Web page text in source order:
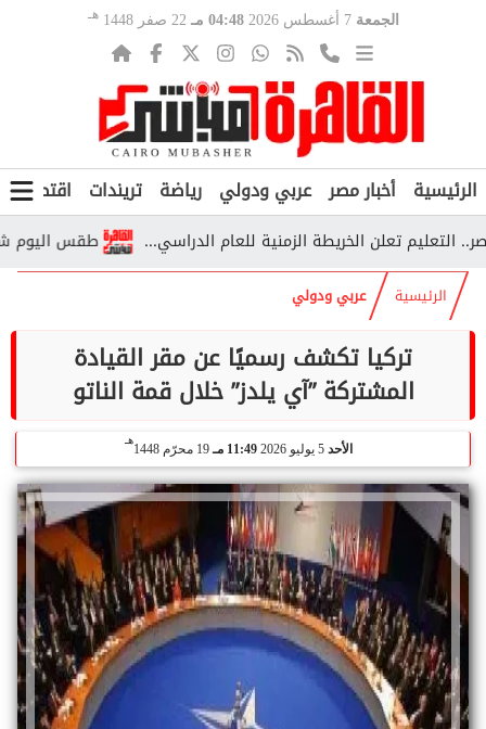
الجمعة 7 أغسطس 2026 04:48 مـ 22 صفر 1448 هـ
الرئيسية أخبار مصر عربي ودولي رياضة تريندات اقتصاد
طقس اليوم شديد
الرئيسية عربي ودولي
تركيا تكشف رسميًا عن مقر القيادة
المشتركة ”آي يلدز” خلال قمة الناتو
الأحد 11:49 مـ 19 محرّم 1448
هـ